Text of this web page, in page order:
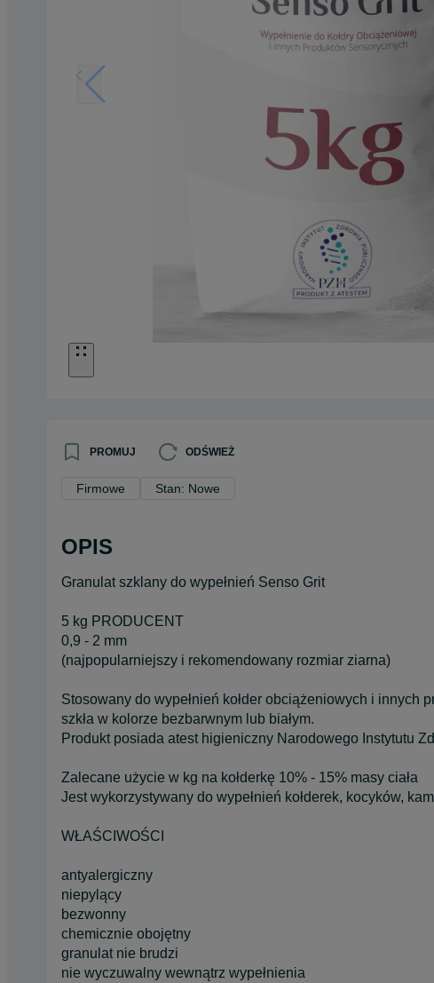
PROMUJ ODŚWIEŻ
Firmowe Stan: Nowe
OPIS
Granulat szklany do wypełnień Senso Grit
5 kg PRODUCENT
0,9 - 2 mm
(najpopularniejszy i rekomendowany rozmiar ziarna)
Stosowany do wypełnień kołder obciążeniowych i innych
szkła w kolorze bezbarwnym lub białym.
Produkt posiada atest higieniczny Narodowego Instytutu
Zalecane użycie w kg na kołderkę 10% - 15% masy ciała
Jest wykorzystywany do wypełnień kołderek, kocyków,
WŁAŚCIWOŚCI
antyalergiczny
niepylący
bezwonny
chemicznie obojętny
granulat nie brudzi
nie wyczuwalny wewnątrz wypełnienia